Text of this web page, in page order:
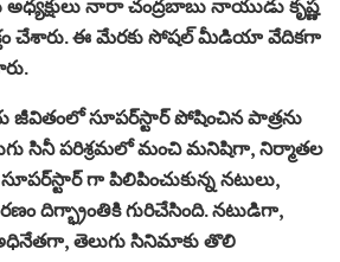
నారా చంద్రబాబు నాయుడు కృష్ణ
చేశారు. ఈ మేరకు సోషల్ మీడియా వేదికగా
సూపర్‌స్టార్‌ పోషించిన పాత్రను
సినీ పరిశ్రమలో మంచి మనిషిగా, నిర్మాతల
గా పిలిపించుకున్న నటులు,
దిగ్భ్రాంతికి గురిచేసింది. నటుడిగా,
తెలుగు సినిమాకు తొలి